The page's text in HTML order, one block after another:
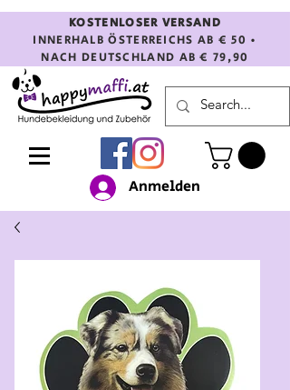
KOSTENLOSER VERSAND
INNERHALB ÖSTERREICHS AB € 50 •
NACH DEUTSCHLAND AB € 79,90
Anmelden